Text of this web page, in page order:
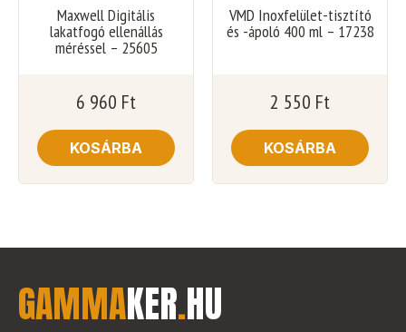
Maxwell Digitális
lakatfogó ellenállás
méréssel – 25605
6 960 Ft
KOSÁRBA
VMD Inoxfelület-tisztító
és -ápoló 400 ml – 17238
2 550 Ft
KOSÁRBA
GAMMAKER.HU